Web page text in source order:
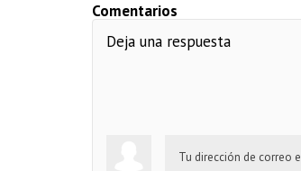
Comentarios
Deja una respuesta
Tu dirección de correo